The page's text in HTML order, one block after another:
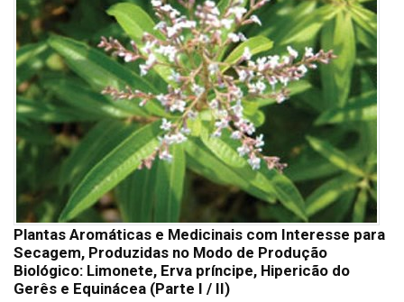
Plantas Aromáticas e Medicinais com Interesse para
Secagem, Produzidas no Modo de Produção
Biológico: Limonete, Erva príncipe, Hipericão do
Gerês e Equinácea (Parte I / II)